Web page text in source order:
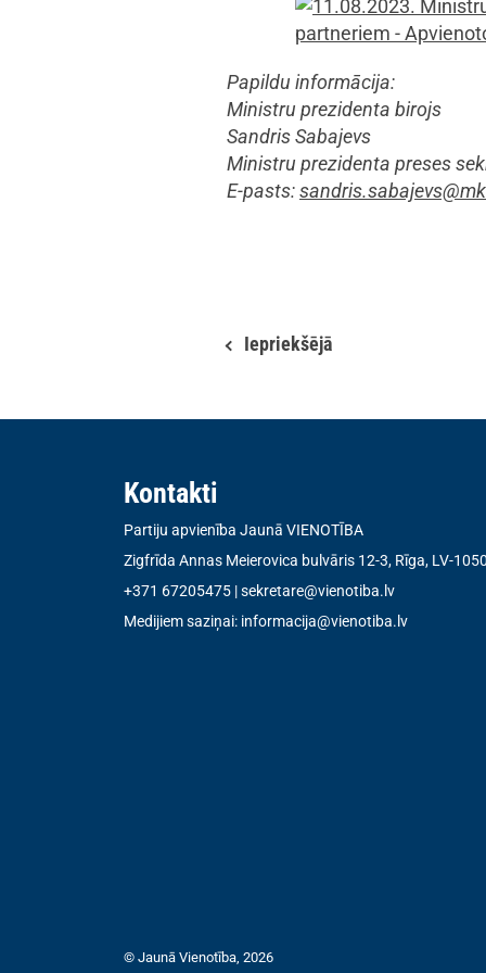
Papildu informācija:
Ministru prezidenta birojs
Sandris Sabajevs
Ministru prezidenta preses
E-pasts:
Iepriekšējā
Kontakti
Partiju apvienība Jaunā VIENOTĪBA
Zigfrīda Annas Meierovica bulvāris 12-3, Rīga, LV-1050
+371 67205475 |sekretare@vienotiba.lv
Medijiem saziņai: informacija@vienotiba.lv
© Jaunā Vienotība, 2026